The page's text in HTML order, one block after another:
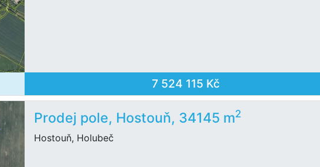
7 524 115 Kč
Prodej pole, Hostouň, 34145 m2
Hostouň, Holubeč